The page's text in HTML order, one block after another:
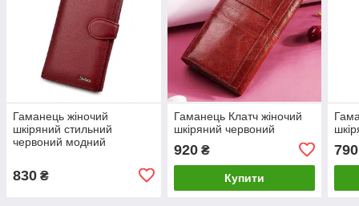
Гаманець жіночий
шкіряний стильний
червоний модний
830 ₴
Гаманець Клатч жіночий
шкіряний червоний
920₴
Купити
790